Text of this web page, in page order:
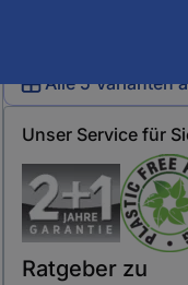
Alle 5 Varianten
Unser Service für
Ratgeber zu